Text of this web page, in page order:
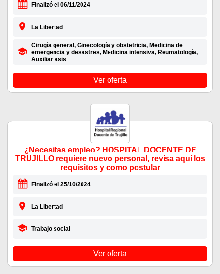
Finalizó el 06/11/2024
La Libertad
Cirugía general, Ginecología y obstetricia, Medicina de
emergencia y desastres, Medicina intensiva, Reumatología,
Auxiliar asis
Ver oferta
¿Necesitas empleo? HOSPITAL DOCENTE DE
TRUJILLO requiere nuevo personal, revisa aquí los
requisitos y como postular
Finalizó el 25/10/2024
La Libertad
Trabajo social
Ver oferta